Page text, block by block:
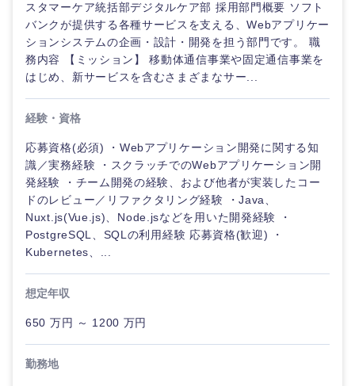
海外
スタマーケア統括部デジタルケア部 採用部門概要 ソフト
バンクが提供する各種サービスを支える、Webアプリケー
ションシステムの企画・設計・開発を担う部門です。 職
務内容 【ミッション】 移動体通信事業や固定通信事業を
はじめ、新サービスを含むさまざまなサー...
経験・資格
応募資格(必須) ・Webアプリケーション開発に関する知
識／実務経験 ・スクラッチでのWebアプリケーション開
発経験 ・チーム開発の経験、および他者が実装したコー
ドのレビュー／リファクタリング経験 ・Java、
Nuxt.js(Vue.js)、Node.jsなどを用いた開発経験 ・
PostgreSQL、SQLの利用経験 応募資格(歓迎) ・
Kubernetes、...
想定年収
650 万円 ～ 1200 万円
勤務地